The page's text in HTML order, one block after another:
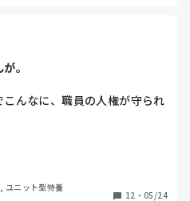
。
んなに、職員の人権が守られ
、家族からのクレームをいつ
ておかしいのではと思います。
ユニット型特養
12 ・ 05/24